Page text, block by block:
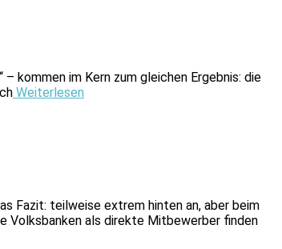
kommen im Kern zum gleichen Ergebnis: die
Weiterlesen
Fazit: teilweise extrem hinten an, aber beim
Volksbanken als direkte Mitbewerber finden